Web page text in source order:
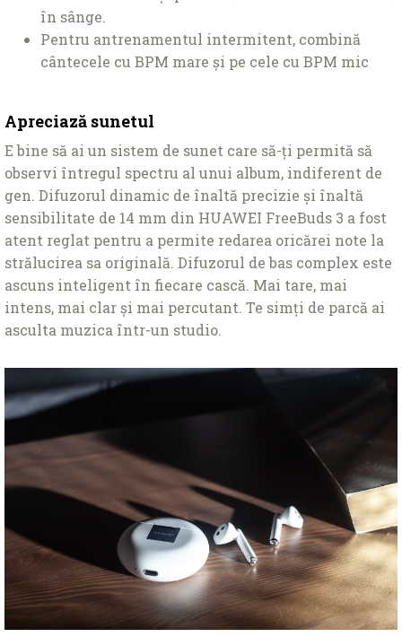
în sânge.
Pentru antrenamentul intermitent, combină
cântecele cu BPM mare și pe cele cu BPM mic
Apreciază sunetul
E bine să ai un sistem de sunet care să-ți permită să
observi întregul spectru al unui album, indiferent de
gen. Difuzorul dinamic de înaltă precizie și înaltă
sensibilitate de 14 mm din HUAWEI FreeBuds 3 a fost
atent reglat pentru a permite redarea oricărei note la
strălucirea sa originală. Difuzorul de bas complex este
ascuns inteligent în fiecare cască. Mai tare, mai
intens, mai clar și mai percutant. Te simți de parcă ai
asculta muzica într-un studio.